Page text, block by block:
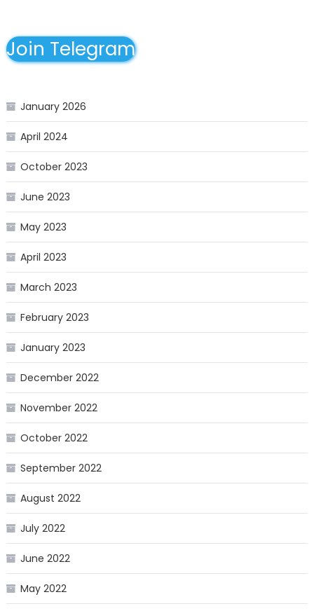
Join Telegram
January 2026
April 2024
October 2023
June 2023
May 2023
April 2023
March 2023
February 2023
January 2023
December 2022
November 2022
October 2022
September 2022
August 2022
July 2022
June 2022
May 2022